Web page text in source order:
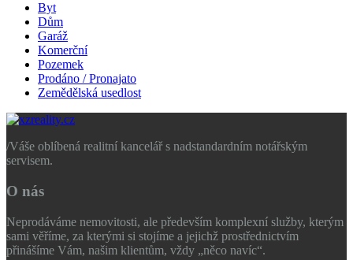
Byt
Dům
Garáž
Komerční
Pozemek
Prodáno / Pronajato
Zemědělská usedlost
/Váše oblíbená realitní kancelář s nadstandardním notářským
servisem.
O nás
Neprodáváme nemovitosti, ale především komplexní služby, kterým
sami věříme, za kterými si stojíme a jejichž prostřednictvím
přinášíme Vám, našim klientům, vždy „něco navíc“.